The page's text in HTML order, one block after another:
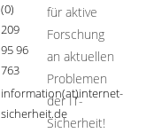
(0)
209
95 96
763
information(at)internet-
sicherheit.de ​
für aktive
Forschung
an aktuellen
Problemen
der IT-
Sicherheit!​